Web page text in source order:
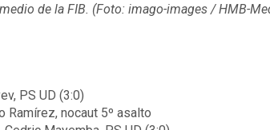
de la FIB. (Foto: imago-images / HMB-
PS UD (3:0)
Ramírez, nocaut 5º asalto